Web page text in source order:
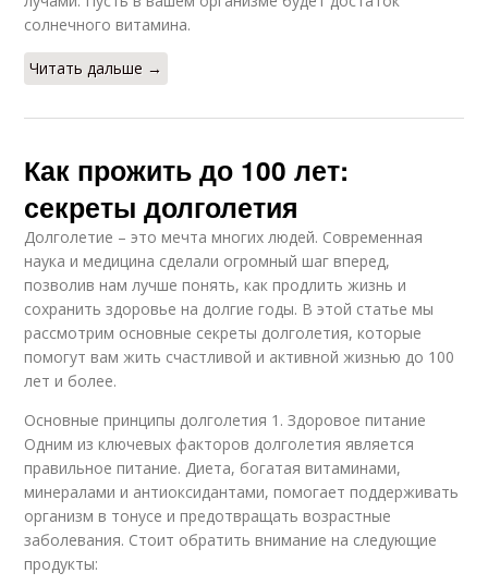
солнечного витамина.
Читать дальше →
Как прожить до 100 лет:
секреты долголетия
Долголетие – это мечта многих людей. Современная
наука и медицина сделали огромный шаг вперед,
позволив нам лучше понять, как продлить жизнь и
сохранить здоровье на долгие годы. В этой статье мы
рассмотрим основные секреты долголетия, которые
помогут вам жить счастливой и активной жизнью до 100
лет и более.
Основные принципы долголетия 1. Здоровое питание
Одним из ключевых факторов долголетия является
правильное питание. Диета, богатая витаминами,
минералами и антиоксидантами, помогает поддерживать
организм в тонусе и предотвращать возрастные
заболевания. Стоит обратить внимание на следующие
продукты: